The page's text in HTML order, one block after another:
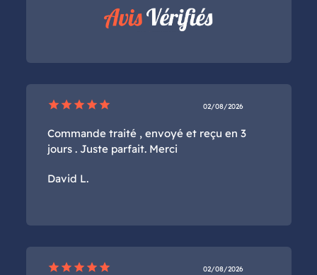
star star star star star 02/08/2026
Commande traité , envoyé et reçu en 3
jours . Juste parfait. Merci
David L.
star star star star star 02/08/2026